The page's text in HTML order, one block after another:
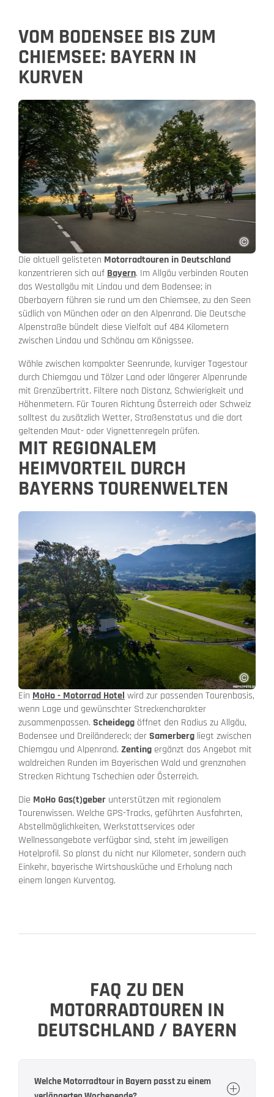
VOM BODENSEE BIS ZUM
CHIEMSEE: BAYERN IN
KURVEN
Die aktuell gelisteten Motorradtouren in Deutschland
konzentrieren sich auf Bayern. Im Allgäu verbinden Routen
das Westallgäu mit Lindau und dem Bodensee; in
Oberbayern führen sie rund um den Chiemsee, zu den Seen
südlich von München oder an den Alpenrand. Die Deutsche
Alpenstraße bündelt diese Vielfalt auf 484 Kilometern
zwischen Lindau und Schönau am Königssee.
Wähle zwischen kompakter Seenrunde, kurviger Tagestour
durch Chiemgau und Tölzer Land oder längerer Alpenrunde
mit Grenzübertritt. Filtere nach Distanz, Schwierigkeit und
Höhenmetern. Für Touren Richtung Österreich oder Schweiz
solltest du zusätzlich Wetter, Straßenstatus und die dort
geltenden Maut- oder Vignettenregeln prüfen.
MIT REGIONALEM
HEIMVORTEIL DURCH
BAYERNS TOURENWELTEN
Ein MoHo - Motorrad Hotel wird zur passenden Tourenbasis,
wenn Lage und gewünschter Streckencharakter
zusammenpassen. Scheidegg öffnet den Radius zu Allgäu,
Bodensee und Dreiländereck; derSamerberg liegt zwischen
Chiemgau und Alpenrand. Zenting ergänzt das Angebot mit
waldreichen Runden im Bayerischen Wald und grenznahen
Strecken Richtung Tschechien oder Österreich.
Die MoHo Gas(t)geber unterstützen mit regionalem
Tourenwissen. Welche GPS-Tracks, geführten Ausfahrten,
Abstellmöglichkeiten, Werkstattservices oder
Wellnessangebote verfügbar sind, steht im jeweiligen
Hotelprofil. So planst du nicht nur Kilometer, sondern auch
Einkehr, bayerische Wirtshausküche und Erholung nach
einem langen Kurventag.
FAQ ZU DEN
MOTORRADTOUREN IN
DEUTSCHLAND / BAYERN
Welche Motorradtour in Bayern passt zu einem